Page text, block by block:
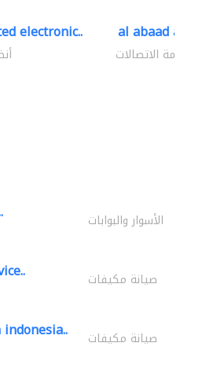
electronic.. al abaad al..
أنظمة الاتصالات
الأسوار والبوابات
صيانة مكيفات
صيانة مكيفات